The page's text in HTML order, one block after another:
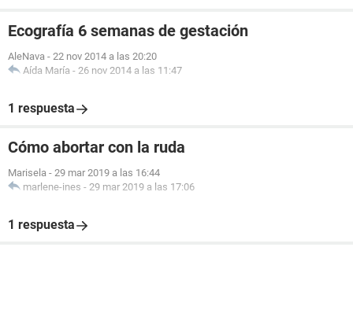
Ecografía 6 semanas de gestación
AleNava - 22 nov 2014 a las 20:20
Aída María - 26 nov 2014 a las 11:47
1 respuesta
Cómo abortar con la ruda
Marisela - 29 mar 2019 a las 16:44
marlene-ines - 29 mar 2019 a las 17:06
1 respuesta